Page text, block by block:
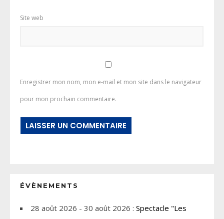
Site web
Enregistrer mon nom, mon e-mail et mon site dans le navigateur
pour mon prochain commentaire.
ÉVÈNEMENTS
28 août 2026 - 30 août 2026 : Spectacle "Les